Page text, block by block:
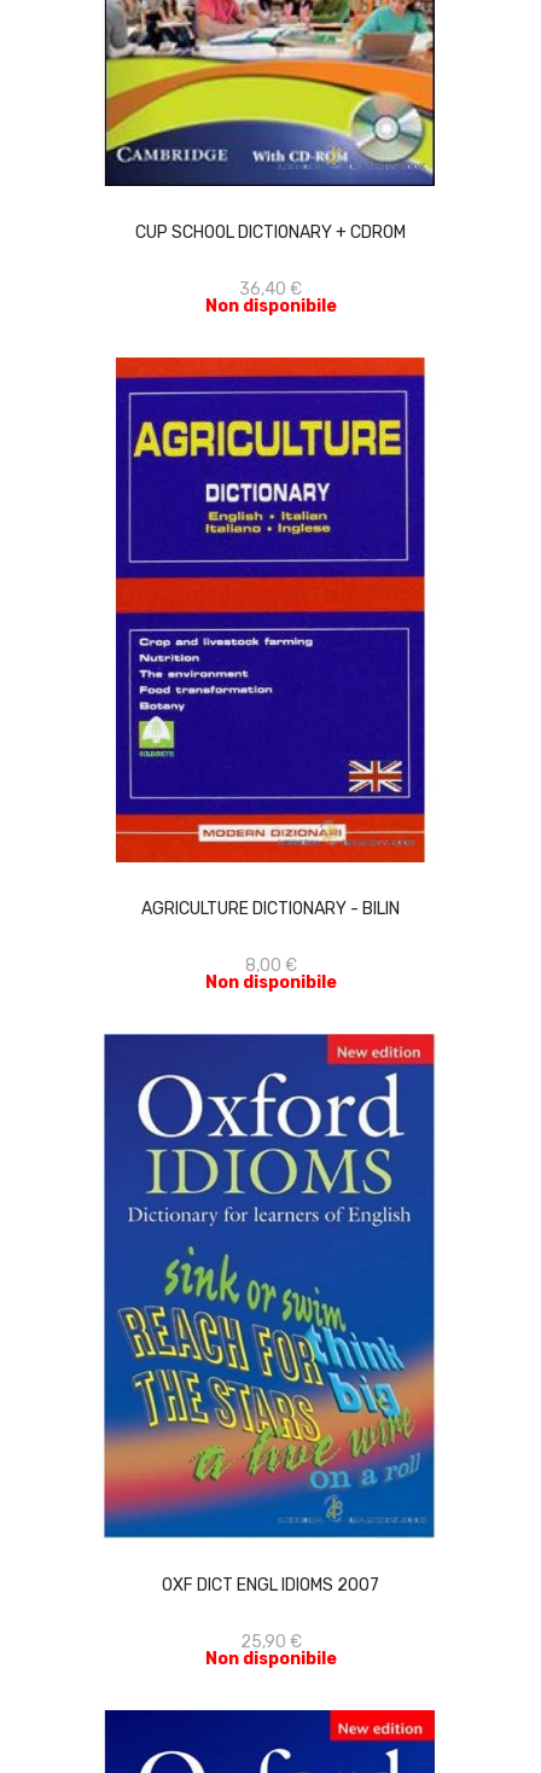
CUP SCHOOL DICTIONARY + CDROM
36,40 €
Non disponibile
ACQUISTA
AGRICULTURE DICTIONARY - BILIN
8,00 €
Non disponibile
ACQUISTA
OXF DICT ENGL IDIOMS 2007
25,90 €
Non disponibile
ACQUISTA